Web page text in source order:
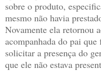
sobre o produto,
mesmo não havia
Novamente ela retornou
acompanhada do pai
solicitar a presença do
que ele não estava